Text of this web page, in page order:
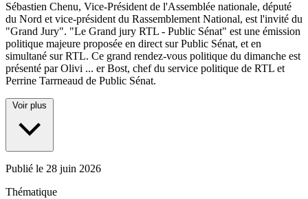
Sébastien Chenu, Vice-Président de l'Assemblée nationale, député
du Nord et vice-président du Rassemblement National, est l'invité du
"Grand Jury". "Le Grand jury RTL - Public Sénat" est une émission
politique majeure proposée en direct sur Public Sénat, et en
simultané sur RTL. Ce grand rendez-vous politique du dimanche est
présenté par Olivi ... er Bost, chef du service politique de RTL et
Perrine Tarrneaud de Public Sénat.
Voir plus
Publié le 28 juin 2026
Thématique